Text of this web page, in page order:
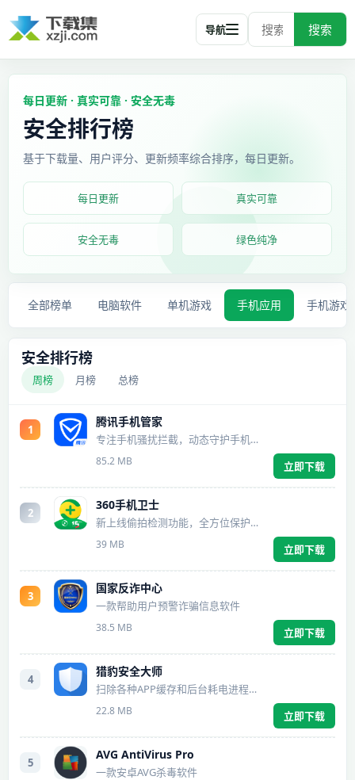
搜索
导航
每日更新 · 真实可靠 · 安全无毒
安全排行榜
基于下载量、用户评分、更新频率综合排序，每日更新。
每日更新 真实可靠
安全无毒 绿色纯净
全部榜单 电脑软件 单机游戏 手机应用 手机游戏
安全排行榜
周榜 月榜 总榜
1
腾讯手机管家
专注手机骚扰拦截，动态守护手机安全
85.2 MB 立即下载
2
360手机卫士
新上线偷拍检测功能，全方位保护您的安全
39 MB 立即下载
3
国家反诈中心
一款帮助用户预警诈骗信息软件
38.5 MB 立即下载
4
猎豹安全大师
扫除各种APP缓存和后台耗电进程，释放手机空间，手机畅快如新
22.8 MB 立即下载
5
AVG AntiVirus Pro
一款安卓AVG杀毒软件